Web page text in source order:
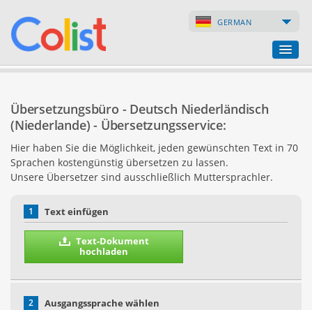
GERMAN
Firmenverzeichnis
Webseiten
Internet-Shops
Übersetzungsbüro - Deutsch Niederländisch
(Niederlande) - Übersetzungsservice:
Hier haben Sie die Möglichkeit, jeden gewünschten Text in 70
Sprachen kostengünstig übersetzen zu lassen.
Unsere Übersetzer sind ausschließlich Muttersprachler.
1 Text einfügen
Text-Dokument
hochladen
2
Ausgangssprache wählen